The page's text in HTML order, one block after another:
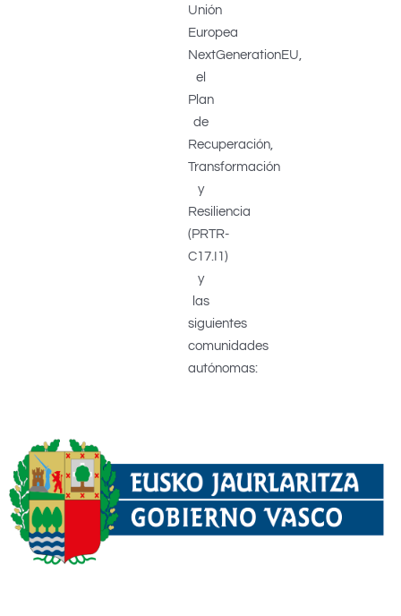
Unión
Europea
NextGenerationEU,
el
Plan
de
Recuperación,
Transformación
y
Resiliencia
(PRTR-
C17.I1)
y
las
siguientes
comunidades
autónomas: